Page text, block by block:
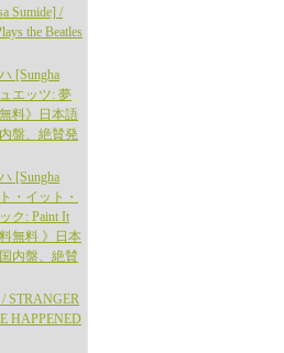
Sumide] /
the Beatles
[Sungha
エッツ: 夢
料》日本語
盤、絶賛発
[Sungha
・イット・
ク: Paint It
無料 》日本
内盤、絶賛
STRANGER
HAPPENED